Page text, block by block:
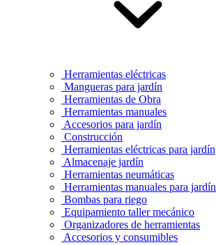
Herramientas eléctricas
Mangueras para jardín
Herramientas de Obra
Herramientas manuales
Accesorios para jardín
Construcción
Herramientas eléctricas para jardín
Almacenaje jardín
Herramientas neumáticas
Herramientas manuales para jardín
Bombas para riego
Equipamiento taller mecánico
Organizadores de herramientas
Accesorios y consumibles